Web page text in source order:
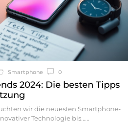
Smartphone 0
2024: Die besten Tipps
wir die neuesten Smartphone-
Technologie bis…